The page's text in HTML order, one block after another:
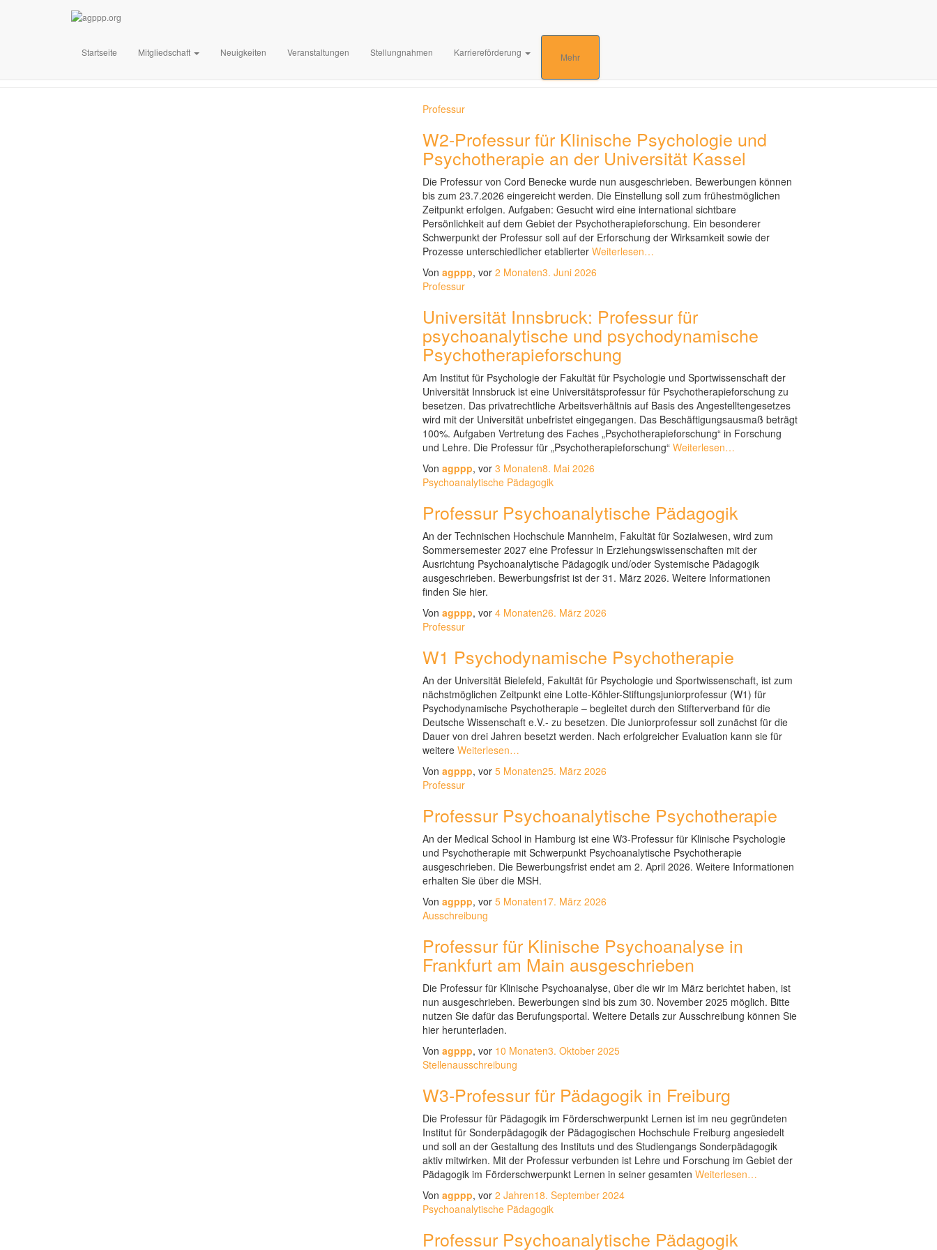
Startseite Mitgliedschaft Neuigkeiten Veranstaltungen Stellungnahmen Karriereförderung Mehr
Stellenausschreibung
Professur
W2-Professur für Klinische Psychologie und
Psychotherapie an der Universität Kassel
Die Professur von Cord Benecke wurde nun ausgeschrieben. Bewerbungen können
bis zum 23.7.2026 eingereicht werden. Die Einstellung soll zum frühestmöglichen
Zeitpunkt erfolgen. Aufgaben: Gesucht wird eine international sichtbare
Persönlichkeit auf dem Gebiet der Psychotherapieforschung. Ein besonderer
Schwerpunkt der Professur soll auf der Erforschung der Wirksamkeit sowie der
Prozesse unterschiedlicher etablierterWeiterlesen…
Von agppp, vor 2 Monaten3. Juni 2026
Professur
Universität Innsbruck: Professur für
psychoanalytische und psychodynamische
Psychotherapieforschung
Am Institut für Psychologie der Fakultät für Psychologie und Sportwissenschaft der
Universität Innsbruck ist eine Universitätsprofessur für Psychotherapieforschung zu
besetzen. Das privatrechtliche Arbeitsverhältnis auf Basis des Angestelltengesetzes
wird mit der Universität unbefristet eingegangen. Das Beschäftigungsausmaß beträgt
100%. Aufgaben Vertretung des Faches „Psychotherapieforschung“ in Forschung
und Lehre. Die Professur für „Psychotherapieforschung“Weiterlesen…
Von agppp, vor 3 Monaten8. Mai 2026
Psychoanalytische Pädagogik
Professur Psychoanalytische Pädagogik
An der Technischen Hochschule Mannheim, Fakultät für Sozialwesen, wird zum
Sommersemester 2027 eine Professur in Erziehungswissenschaften mit der
Ausrichtung Psychoanalytische Pädagogik und/oder Systemische Pädagogik
ausgeschrieben. Bewerbungsfrist ist der 31. März 2026. Weitere Informationen
finden Sie hier.
Von agppp, vor 4 Monaten26. März 2026
Professur
W1 Psychodynamische Psychotherapie
An der Universität Bielefeld, Fakultät für Psychologie und Sportwissenschaft, ist zum
nächstmöglichen Zeitpunkt eine Lotte-Köhler-Stiftungsjuniorprofessur (W1) für
Psychodynamische Psychotherapie – begleitet durch den Stifterverband für die
Deutsche Wissenschaft e.V.- zu besetzen. Die Juniorprofessur soll zunächst für die
Dauer von drei Jahren besetzt werden. Nach erfolgreicher Evaluation kann sie für
weitereWeiterlesen…
Von agppp, vor 5 Monaten25. März 2026
Professur
Professur Psychoanalytische Psychotherapie
An der Medical School in Hamburg ist eine W3-Professur für Klinische Psychologie
und Psychotherapie mit Schwerpunkt Psychoanalytische Psychotherapie
ausgeschrieben. Die Bewerbungsfrist endet am 2. April 2026. Weitere Informationen
erhalten Sie über die MSH.
Von agppp, vor 5 Monaten17. März 2026
Ausschreibung
Professur für Klinische Psychoanalyse in
Frankfurt am Main ausgeschrieben
Die Professur für Klinische Psychoanalyse, über die wir im März berichtet haben, ist
nun ausgeschrieben. Bewerbungen sind bis zum 30. November 2025 möglich. Bitte
nutzen Sie dafür das Berufungsportal. Weitere Details zur Ausschreibung können Sie
hier herunterladen.
Von agppp, vor 10 Monaten3. Oktober 2025
Stellenausschreibung
W3-Professur für Pädagogik in Freiburg
Die Professur für Pädagogik im Förderschwerpunkt Lernen ist im neu gegründeten
Institut für Sonderpädagogik der Pädagogischen Hochschule Freiburg angesiedelt
und soll an der Gestaltung des Instituts und des Studiengangs Sonderpädagogik
aktiv mitwirken. Mit der Professur verbunden ist Lehre und Forschung im Gebiet der
Pädagogik im Förderschwerpunkt Lernen in seiner gesamten Weiterlesen…
Von agppp, vor 2 Jahren18. September 2024
Psychoanalytische Pädagogik
Professur Psychoanalytische Pädagogik